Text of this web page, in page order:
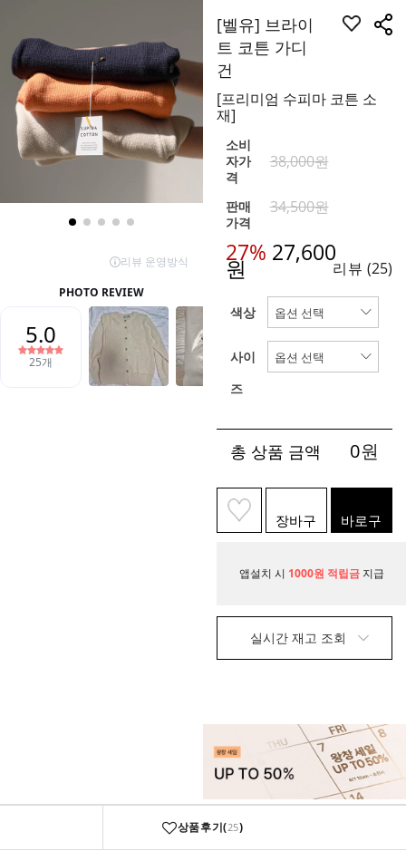
[벨유] 브라이
트 코튼 가디
건
[프리미엄 수피마 코튼 소
재]
소비
자가
격
38,000원
판매
가격
34,500원
27% 27,600
원 리뷰 (25)
색상
사이
즈
총 상품 금액 0원
장바구
니
바로구
매
앱설치 시 1000원 적립금 지급
실시간 재고 조회
상품후기(25)